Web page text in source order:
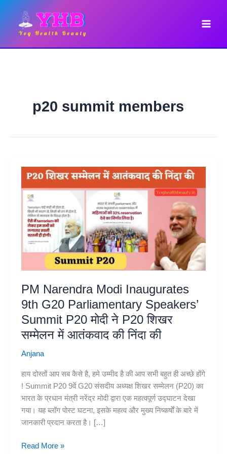
content
p20 summit members
PM Narendra Modi Inaugurates
9th G20 Parliamentary Speakers’
Summit P20 मोदी ने P20 शिखर
सम्मेलन में आतंकवाद की निंदा की
Anjana
हाय दोस्तों आप सब कैसे है, हमे उम्मीद है की आप सभी बहुत ही अच्छे होंगे
! Summit P20 9वें G20 संसदीय अध्यक्ष शिखर सम्मेलन (P20) का
भारत के प्रधान मंत्री नरेंद्र मोदी द्वारा एक महत्वपूर्ण उद्घाटन देखा
गया। यह ब्लॉग पोस्ट घटना, इसके महत्व और मुख्य निष्कर्षों के बारे में
जानकारी प्रदान करता है। […]
PM
Read More »